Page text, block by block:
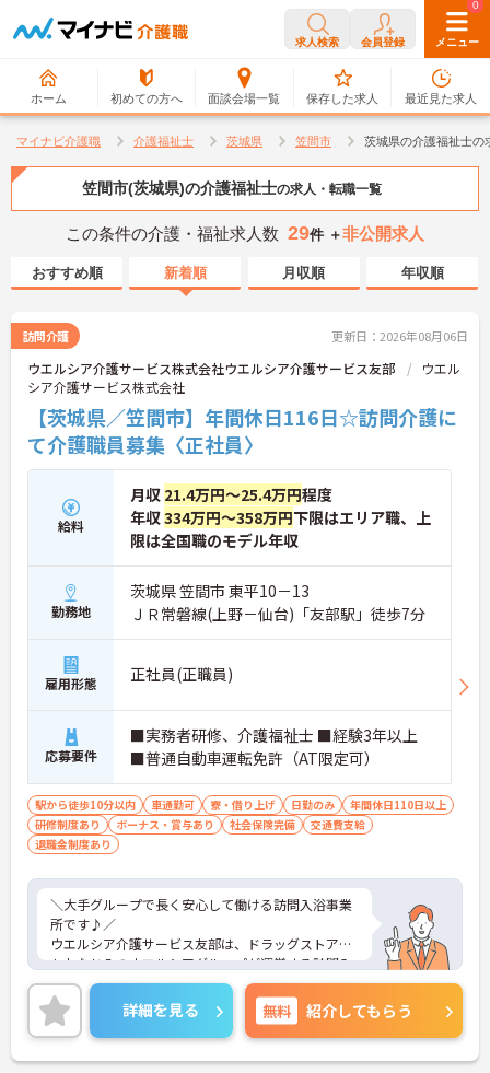
求人検索 会員登録 メニュー
ホーム 初めての方へ 面談会場一覧
0
保存した求人
0
最近見た求人
マイナビ介護職 介護福祉士 茨城県 笠間市 茨城県の介護福祉士の
笠間市(茨城県)の介護福祉士の求人・転職一覧
この条件の介護・福祉求人数 29件 ＋非公開求人
おすすめ順 新着順 月収順 年収順
訪問介護 更新日：2026年08月06日
ウエルシア介護サービス株式会社ウエルシア介護サービス友部
ウエル
シア介護サービス株式会社
【茨城県／笠間市】年間休日116日☆訪問介護に
て介護職員募集〈正社員〉
給料
月収 21.4万円～25.4万円程度
年収334万円～358万円下限はエリア職、上
限は全国職のモデル年収
勤務地
茨城県 笠間市 東平10－13
ＪＲ常磐線(上野－仙台)「友部駅」徒歩7分
雇用形態 正社員(正職員)
応募要件
■実務者研修、介護福祉士 ■経験3年以上
■普通自動車運転免許（AT限定可）
駅から徒歩10分以内 車通勤可 寮・借り上げ 日勤のみ
年間休日110日以上
研修制度あり
ボーナス・賞与あり 社会保険完備
交通費支給
退職金制度あり
＼大手グループで長く安心して働ける訪問入浴事業
所です♪／
ウエルシア介護サービス友部は、ドラッグストアで
もおなじみのウエルシアグループが運営する訪問入
浴事業所です。笠間市・水戸市・茨城町を中心に、
ご利用者様のご自宅へ訪問し、安心して入浴してい
ただけるようサポートしています。1日あたりの訪問
件数は7件程度と無理のない範囲で、利用者様一人
ひとりにしっかり向き合える環境です。また、日勤
詳細を見る 無料 紹介してもらう